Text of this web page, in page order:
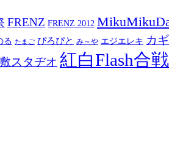
FRENZ FRENZ 2012
る たまご ぴろぴと み～や エジエレキ カギ
スタヂオ 紅白Flash合戦